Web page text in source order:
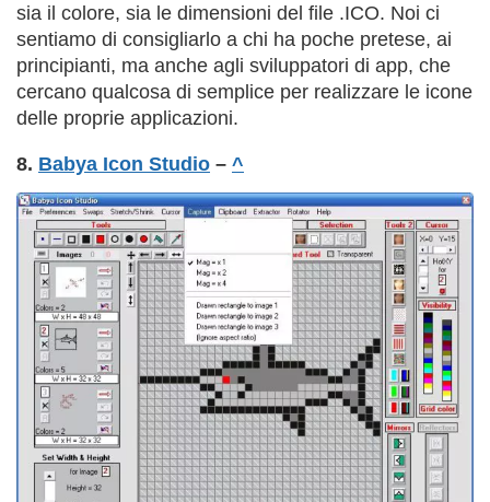
sia il colore, sia le dimensioni del file .ICO. Noi ci
sentiamo di consigliarlo a chi ha poche pretese, ai
principianti, ma anche agli sviluppatori di app, che
cercano qualcosa di semplice per realizzare le icone
delle proprie applicazioni.
8. Babya Icon Studio – ^